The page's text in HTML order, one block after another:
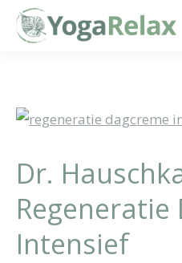
Dr.
Regeneratie
Intensief